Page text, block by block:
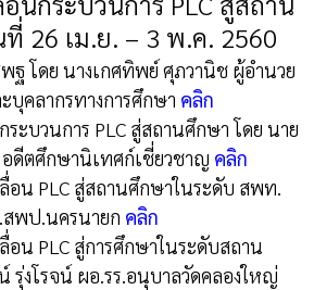
26 เม.ย. – 3 พ.ค. 2560
ฐ โดย นางเกศทิพย์ ศุภวานิช ผู้อำนวย
คลากรทางการศึกษา คลิก
ะบวนการ PLC สู่สถานศึกษา โดย นาย
ดีตศึกษานิเทศก์เชี่ยวชาญ คลิก
อน PLC สู่สถานศึกษาในระดับ สพท.
สพป.นครนายก คลิก
อน PLC สู่การศึกษาในระดับสถาน
รุ่งโรจน์ ผอ.รร.อนุบาลวัดคลองใหญ่